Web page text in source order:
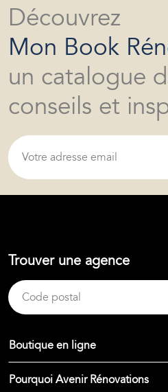
Découvrez
Mon Book
un catalogue
conseils et
Trouver une agence
Boutique en ligne
Pourquoi Avenir Rénovations